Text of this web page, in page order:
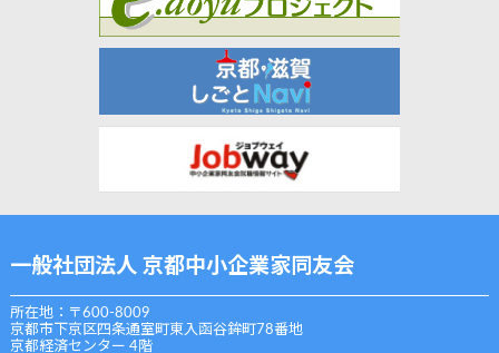
一般社団法人 京都中小企業家同友会
所在地：〒600-8009
京都市下京区四条通室町東入函谷鉾町78番地
京都経済センター 4階